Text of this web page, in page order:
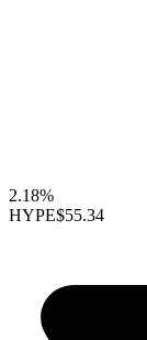
2.18%
HYPE$55.34